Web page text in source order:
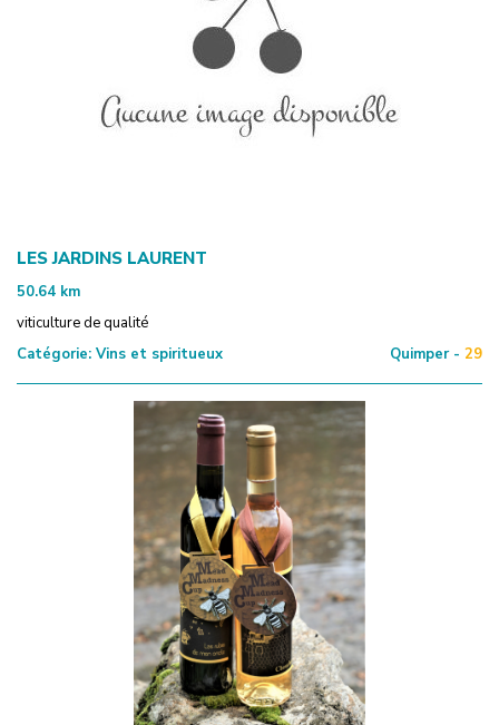
LES JARDINS LAURENT
50.64 km
viticulture de qualité
Catégorie: Vins et spiritueux Quimper - 29